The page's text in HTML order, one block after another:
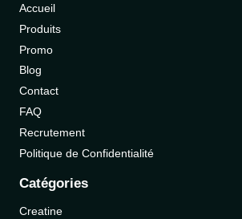
Accueil
Produits
Promo
Blog
Contact
FAQ
Recrutement
Politique de Confidentialité
Catégories
Creatine